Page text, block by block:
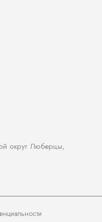
округ Люберцы,